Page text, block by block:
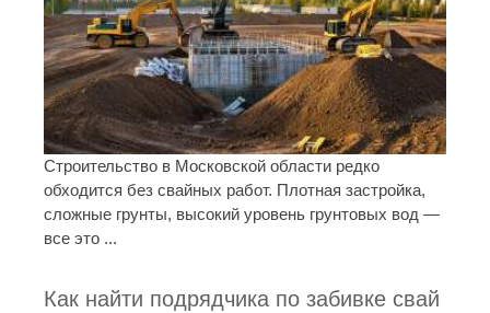
Строительство в Московской области редко
обходится без свайных работ. Плотная застройка,
сложные грунты, высокий уровень грунтовых вод —
все это ...
Как найти подрядчика по забивке свай